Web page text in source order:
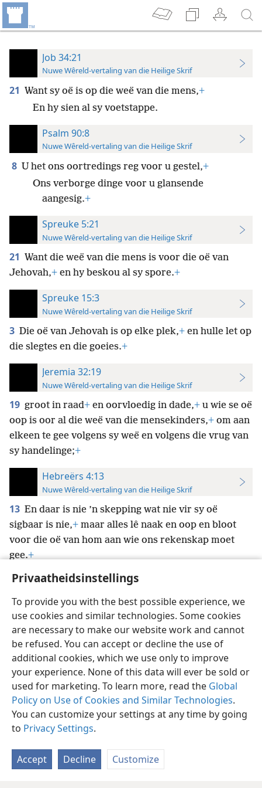
Privaatheidsinstellings
To provide you with the best possible experience, we
use cookies and similar technologies. Some cookies
are necessary to make our website work and cannot
be refused. You can accept or decline the use of
additional cookies, which we use only to improve
your experience. None of this data will ever be sold or
used for marketing. To learn more, read the Global
Policy on Use of Cookies and Similar Technologies.
You can customize your settings at any time by going
to Privacy Settings.
Accept Decline Customize
Job 34:21
Nuwe Wêreld-vertaling van die Heilige Skrif
21 Want sy oë is op die weë van die mens,+
En hy sien al sy voetstappe.
Psalm 90:8
Nuwe Wêreld-vertaling van die Heilige Skrif
8 U het ons oortredings reg voor u gestel,+
Ons verborge dinge voor u glansende
aangesig.+
Spreuke 5:21
Nuwe Wêreld-vertaling van die Heilige Skrif
21 Want die weë van die mens is voor die oë van
Jehovah,+ en hy beskou al sy spore.+
Spreuke 15:3
Nuwe Wêreld-vertaling van die Heilige Skrif
3 Die oë van Jehovah is op elke plek,+ en hulle let op
die slegtes en die goeies.+
Jeremia 32:19
Nuwe Wêreld-vertaling van die Heilige Skrif
19 groot in raad+ en oorvloedig in dade,+ u wie se oë
oop is oor al die weë van die mensekinders,+ om aan
elkeen te gee volgens sy weë en volgens die vrug van
sy handelinge;+
Hebreërs 4:13
Nuwe Wêreld-vertaling van die Heilige Skrif
13 En daar is nie ’n skepping wat nie vir sy oë
sigbaar is nie,+ maar alles lê naak en oop en bloot
voor die oë van hom aan wie ons rekenskap moet
gee.+
Afrikaans Voorkeure
Copyright© 2026 Watch Tower Bible and Tract Society of Pennsylvania
Gebruiksvoorwaardes Privaatheidsbeleid
Privaatheidsinstellings
Meld aan